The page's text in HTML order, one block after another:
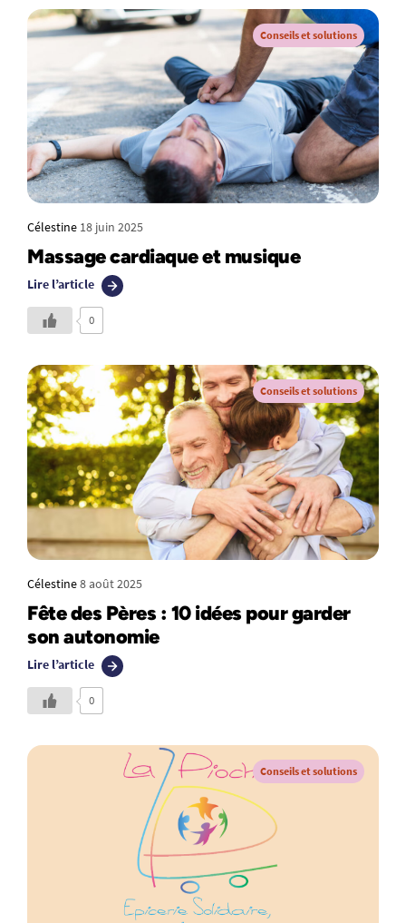
Conseils et solutions
Célestine 18 juin 2025
Massage cardiaque et musique
Lire l’article
0
Conseils et solutions
Célestine8 août 2025
Fête des Pères : 10 idées pour garder
son autonomie
Lire l’article
0
Conseils et solutions